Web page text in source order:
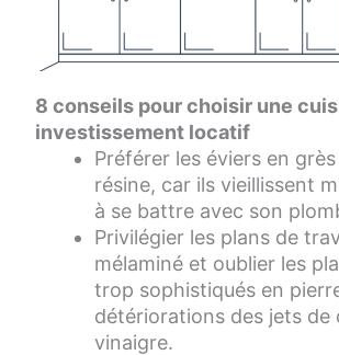
8 conseils pour choisir une
investissement locatif
Préférer les éviers en grès
résine, car ils vieillissent
à se battre avec son
Privilégier les plans de
mélaminé et oublier les
trop sophistiqués en
détériorations des jets de
vinaigre.